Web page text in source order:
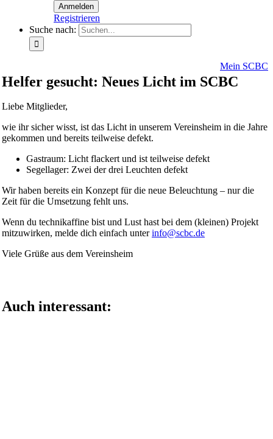
Registrieren
Suche nach:
Mein SCBC
Helfer gesucht: Neues Licht im SCBC
Liebe Mitglieder,
wie ihr sicher wisst, ist das Licht in unserem Vereinsheim in die Jahre
gekommen und bereits teilweise defekt.
Gastraum: Licht flackert und ist teilweise defekt
Segellager: Zwei der drei Leuchten defekt
Wir haben bereits ein Konzept für die neue Beleuchtung – nur die
Zeit für die Umsetzung fehlt uns.
Wenn du technikaffine bist und Lust hast bei dem (kleinen) Projekt
mitzuwirken, melde dich einfach unterinfo@scbc.de
Viele Grüße aus dem Vereinsheim
Auch interessant: